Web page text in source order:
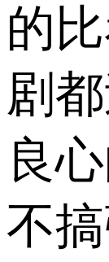
的
剧
良
不